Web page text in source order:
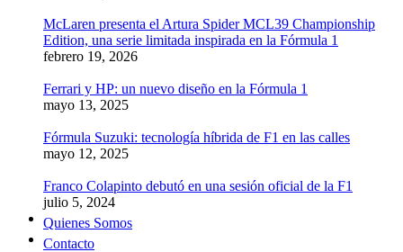
McLaren presenta el Artura Spider MCL39 Championship
Edition, una serie limitada inspirada en la Fórmula 1
febrero 19, 2026
Ferrari y HP: un nuevo diseño en la Fórmula 1
mayo 13, 2025
Fórmula Suzuki: tecnología híbrida de F1 en las calles
mayo 12, 2025
Franco Colapinto debutó en una sesión oficial de la F1
julio 5, 2024
Quienes Somos
Contacto